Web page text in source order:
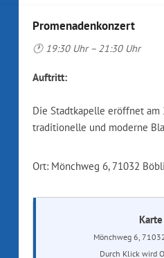
Promenadenkonzert
🕐 19:30 Uhr – 21:30 Uhr
Auftritt:
Die Stadtkapelle eröffnet am
traditionelle und moderne
Ort: Mönchweg 6, 71032
Mönchweg 6,
Durch Klick wird